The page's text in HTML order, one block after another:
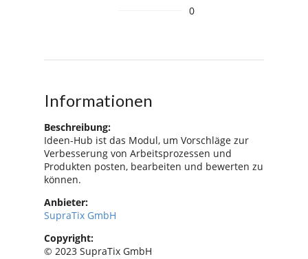
0
Informationen
Beschreibung:
Ideen-Hub ist das Modul, um Vorschläge zur
Verbesserung von Arbeitsprozessen und
Produkten posten, bearbeiten und bewerten zu
können.
Anbieter:
SupraTix GmbH
Copyright:
© 2023 SupraTix GmbH